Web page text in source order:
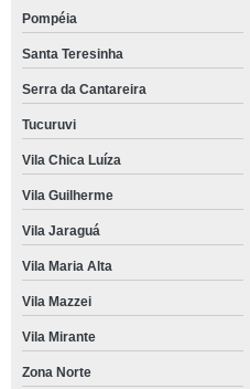
Pompéia
Santa Teresinha
Serra da Cantareira
Tucuruvi
Vila Chica Luíza
Vila Guilherme
Vila Jaraguá
Vila Maria Alta
Vila Mazzei
Vila Mirante
Zona Norte